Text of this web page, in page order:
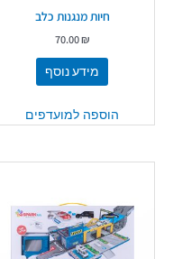
חיות מנגנות כלב
70.00₪
מידע נוסף
הוספה למועדפים